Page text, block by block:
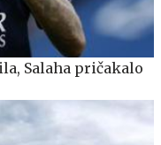
Salaha pričakalo